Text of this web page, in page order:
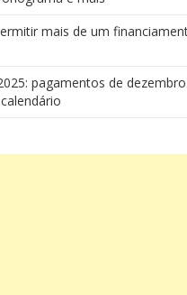
mais de um
pagamentos de